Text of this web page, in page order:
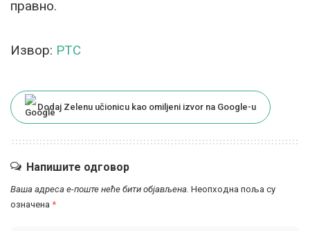
правно.
Извор: РТС
Dodaj Zelenu učionicu kao omiljeni izvor na Google-u
Напишите одговор
Ваша адреса е-поште неће бити објављена. Неопходна поља су
означена *